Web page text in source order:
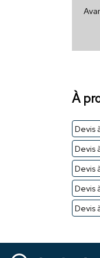
À
Devis
Devis
Devis
Devis
Devis